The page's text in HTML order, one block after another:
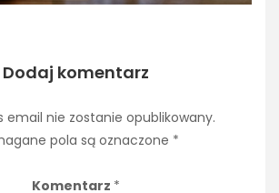
Dodaj komentarz
email nie zostanie opublikowany.
pola są oznaczone *
Komentarz *